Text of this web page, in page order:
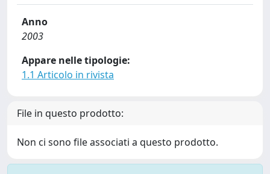
Anno
2003
Appare nelle tipologie:
1.1 Articolo in rivista
File in questo prodotto:
Non ci sono file associati a questo prodotto.